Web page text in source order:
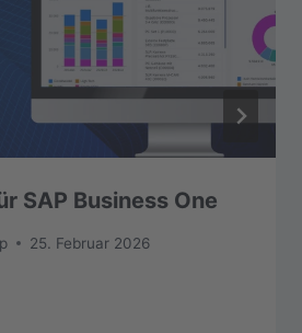
SAP Business One
25. Februar 2026